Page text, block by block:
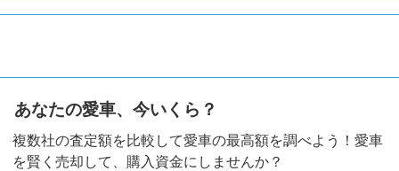
あなたの愛車、今いくら？
複数社の査定額を比較して愛車の最高額を調べよう！愛車
を賢く売却して、購入資金にしませんか？